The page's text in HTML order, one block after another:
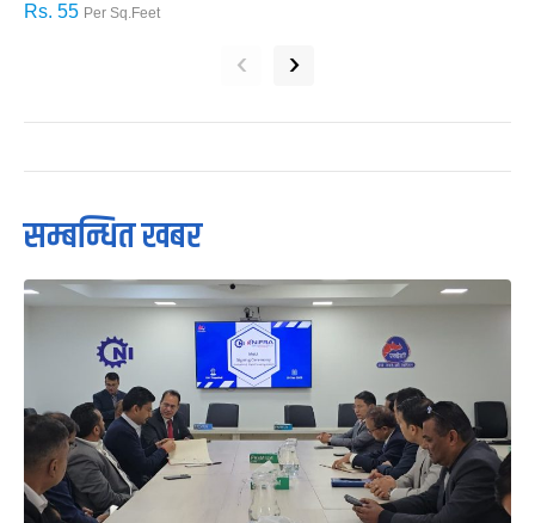
Rs. 55 Per Sq.Feet
‹ ›
सम्बन्धित खबर